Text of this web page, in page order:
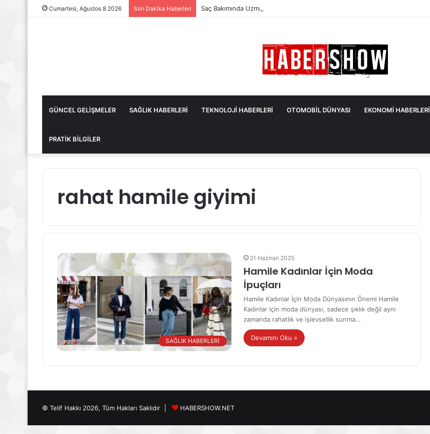
Cumartesi, Ağustos 8 2026 Son Dakika Haberleri Saç Bakımında Uzmanlardan Gelen En Önemli İpuçları
GÜNCEL GELİŞMELER SAĞLIK HABERLERİ TEKNOLOJİ HABERLERİ OTOMOBİL DÜNYASI EKONOMİ HABERLERİ
PRATİK BİLGİLER
rahat hamile giyimi
SAĞLIK HABERLERİ
21 Haziran 2025
Hamile Kadınlar İçin Moda
İpuçları
Hamile Kadınlar İçin Moda Dünyasının Önemi Hamile
Kadınlar için moda dünyası, sadece şıklık değil aynı
zamanda rahatlık ve işlevsellik sunma…
Devamını Oku »
© Telif Hakkı 2026, Tüm Hakları Saklıdır | HABERSHOW.NET